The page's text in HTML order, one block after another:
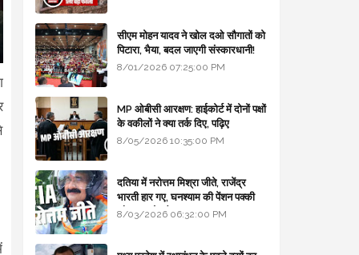
सीएम मोहन यादव ने खोल दओ सौगातों को
पिटारा, भैया, बदल जाएगी संस्कारधानी!
8/01/2026 07:25:00 PM
MP ओबीसी आरक्षण: हाईकोर्ट में दोनों पक्षों
के वकीलों ने क्या तर्क दिए, पढ़िए
8/05/2026 10:35:00 PM
दतिया में नरोत्तम मिश्रा जीते, राजेंद्र
भारती हार गए, घनश्याम की पेंशन पक्की
और आशुतोष बैक टू...
8/03/2026 06:32:00 PM